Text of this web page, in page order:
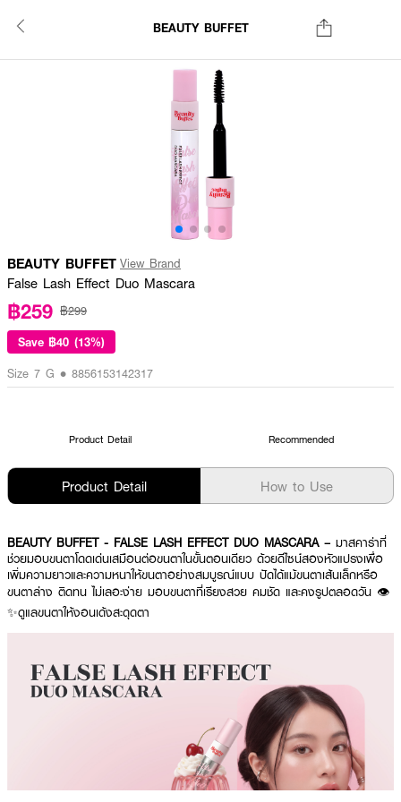
BEAUTY BUFFET
BEAUTY BUFFET View Brand
False Lash Effect Duo Mascara
฿259 ฿299
Save ฿40 (13%)
Size 7 G • 8856153142317
Product Detail Recommended
Product Detail How to Use
BEAUTY BUFFET - FALSE LASH EFFECT DUO MASCARA – มาสคาร่าที่
ช่วยมอบขนตาโดดเด่นเสมือนต่อขนตาในขั้นตอนเดียว ด้วยดีไซน์สองหัวแปรงเพื่อ
เพิ่มความยาวและความหนาให้ขนตาอย่างสมบูรณ์แบบ ปัดได้แม้ขนตาเส้นเล็กหรือ
ขนตาล่าง ติดทน ไม่เลอะง่าย มอบขนตาที่เรียงสวย คมชัด และคงรูปตลอดวัน 👁️
✨ดูแลขนตาให้งอนเด้งสะดุดตา